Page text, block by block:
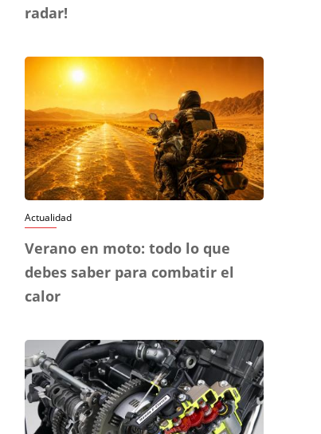
radar!
Actualidad
Verano en moto: todo lo que
debes saber para combatir el
calor